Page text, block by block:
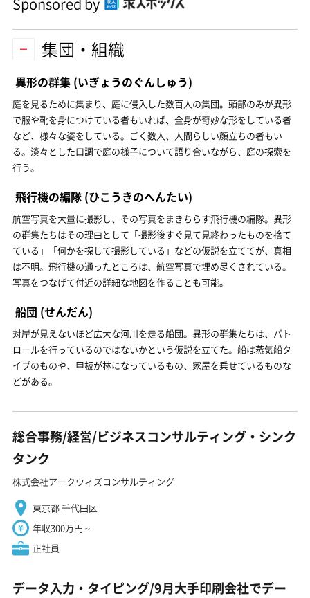
集団・組織
異形の群集 (いぎょうのぐんしゅう)
庭を見るために集まり、庭に侵入した数百人の集団。頭部のみが異形
で服や靴を身につけている者もいれば、全身が奇妙な形をしている者
など、様々な姿をしている。ごく数人、人間らしい顔立ちの者もい
る。淡々とした口調で庭の様子について語り合いながら、庭の探索を
行う。
飛行機の編隊 (ひこうきのへんたい)
航空写真を大量に撮影し、その写真をまきちらす飛行機の編隊。異形
の群集たちはその理由として「撮影後すぐ見て見終わったものを捨て
ている」「何かを探して撮影している」などの仮説を立ててが、真相
は不明。飛行機の通ったところは、航空写真で埋め尽くされている。
写真をつなげて付近の詳細な地図を作ることも可能。
船団 (せんだん)
対岸が見えないほど広大な河川を走る船団。異形の群集たちは、パト
ロールを行っているのではないかという仮説を立てた。船は蒸気船タ
イプのものや、甲板が林になっているもの、家屋を乗せているものな
どがある。
総合事務/経営/ビジネスコンサルティング・シンク
タンク
株式会社アークウィズコンサルティング
東京都 千代田区
年収300万円～
正社員
データ入力・タイピング/9月大手印刷会社でデー